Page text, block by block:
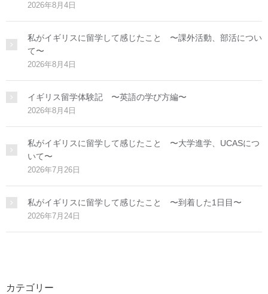
2026年8月4日
私がイギリスに留学して感じたこと 〜課外活動、部活につい
て〜
2026年8月4日
イギリス留学体験記 〜英語の学び方編〜
2026年8月4日
私がイギリスに留学して感じたこと 〜大学進学、UCASにつ
いて〜
2026年7月26日
私がイギリスに留学して感じたこと 〜到着した1日目〜
2026年7月24日
カテゴリー